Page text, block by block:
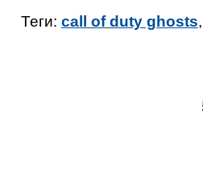
Теги: call of duty ghosts,